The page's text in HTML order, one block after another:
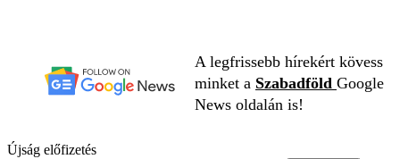
A legfrissebb hírekért kövess
minket a Szabadföld Google
News oldalán is!
Újság előfizetés